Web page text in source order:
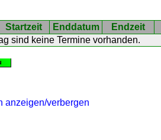
Startzeit Enddatum Endzeit
sind keine Termine vorhanden.
anzeigen/verbergen